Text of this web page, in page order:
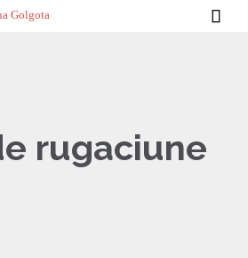

rugaciune